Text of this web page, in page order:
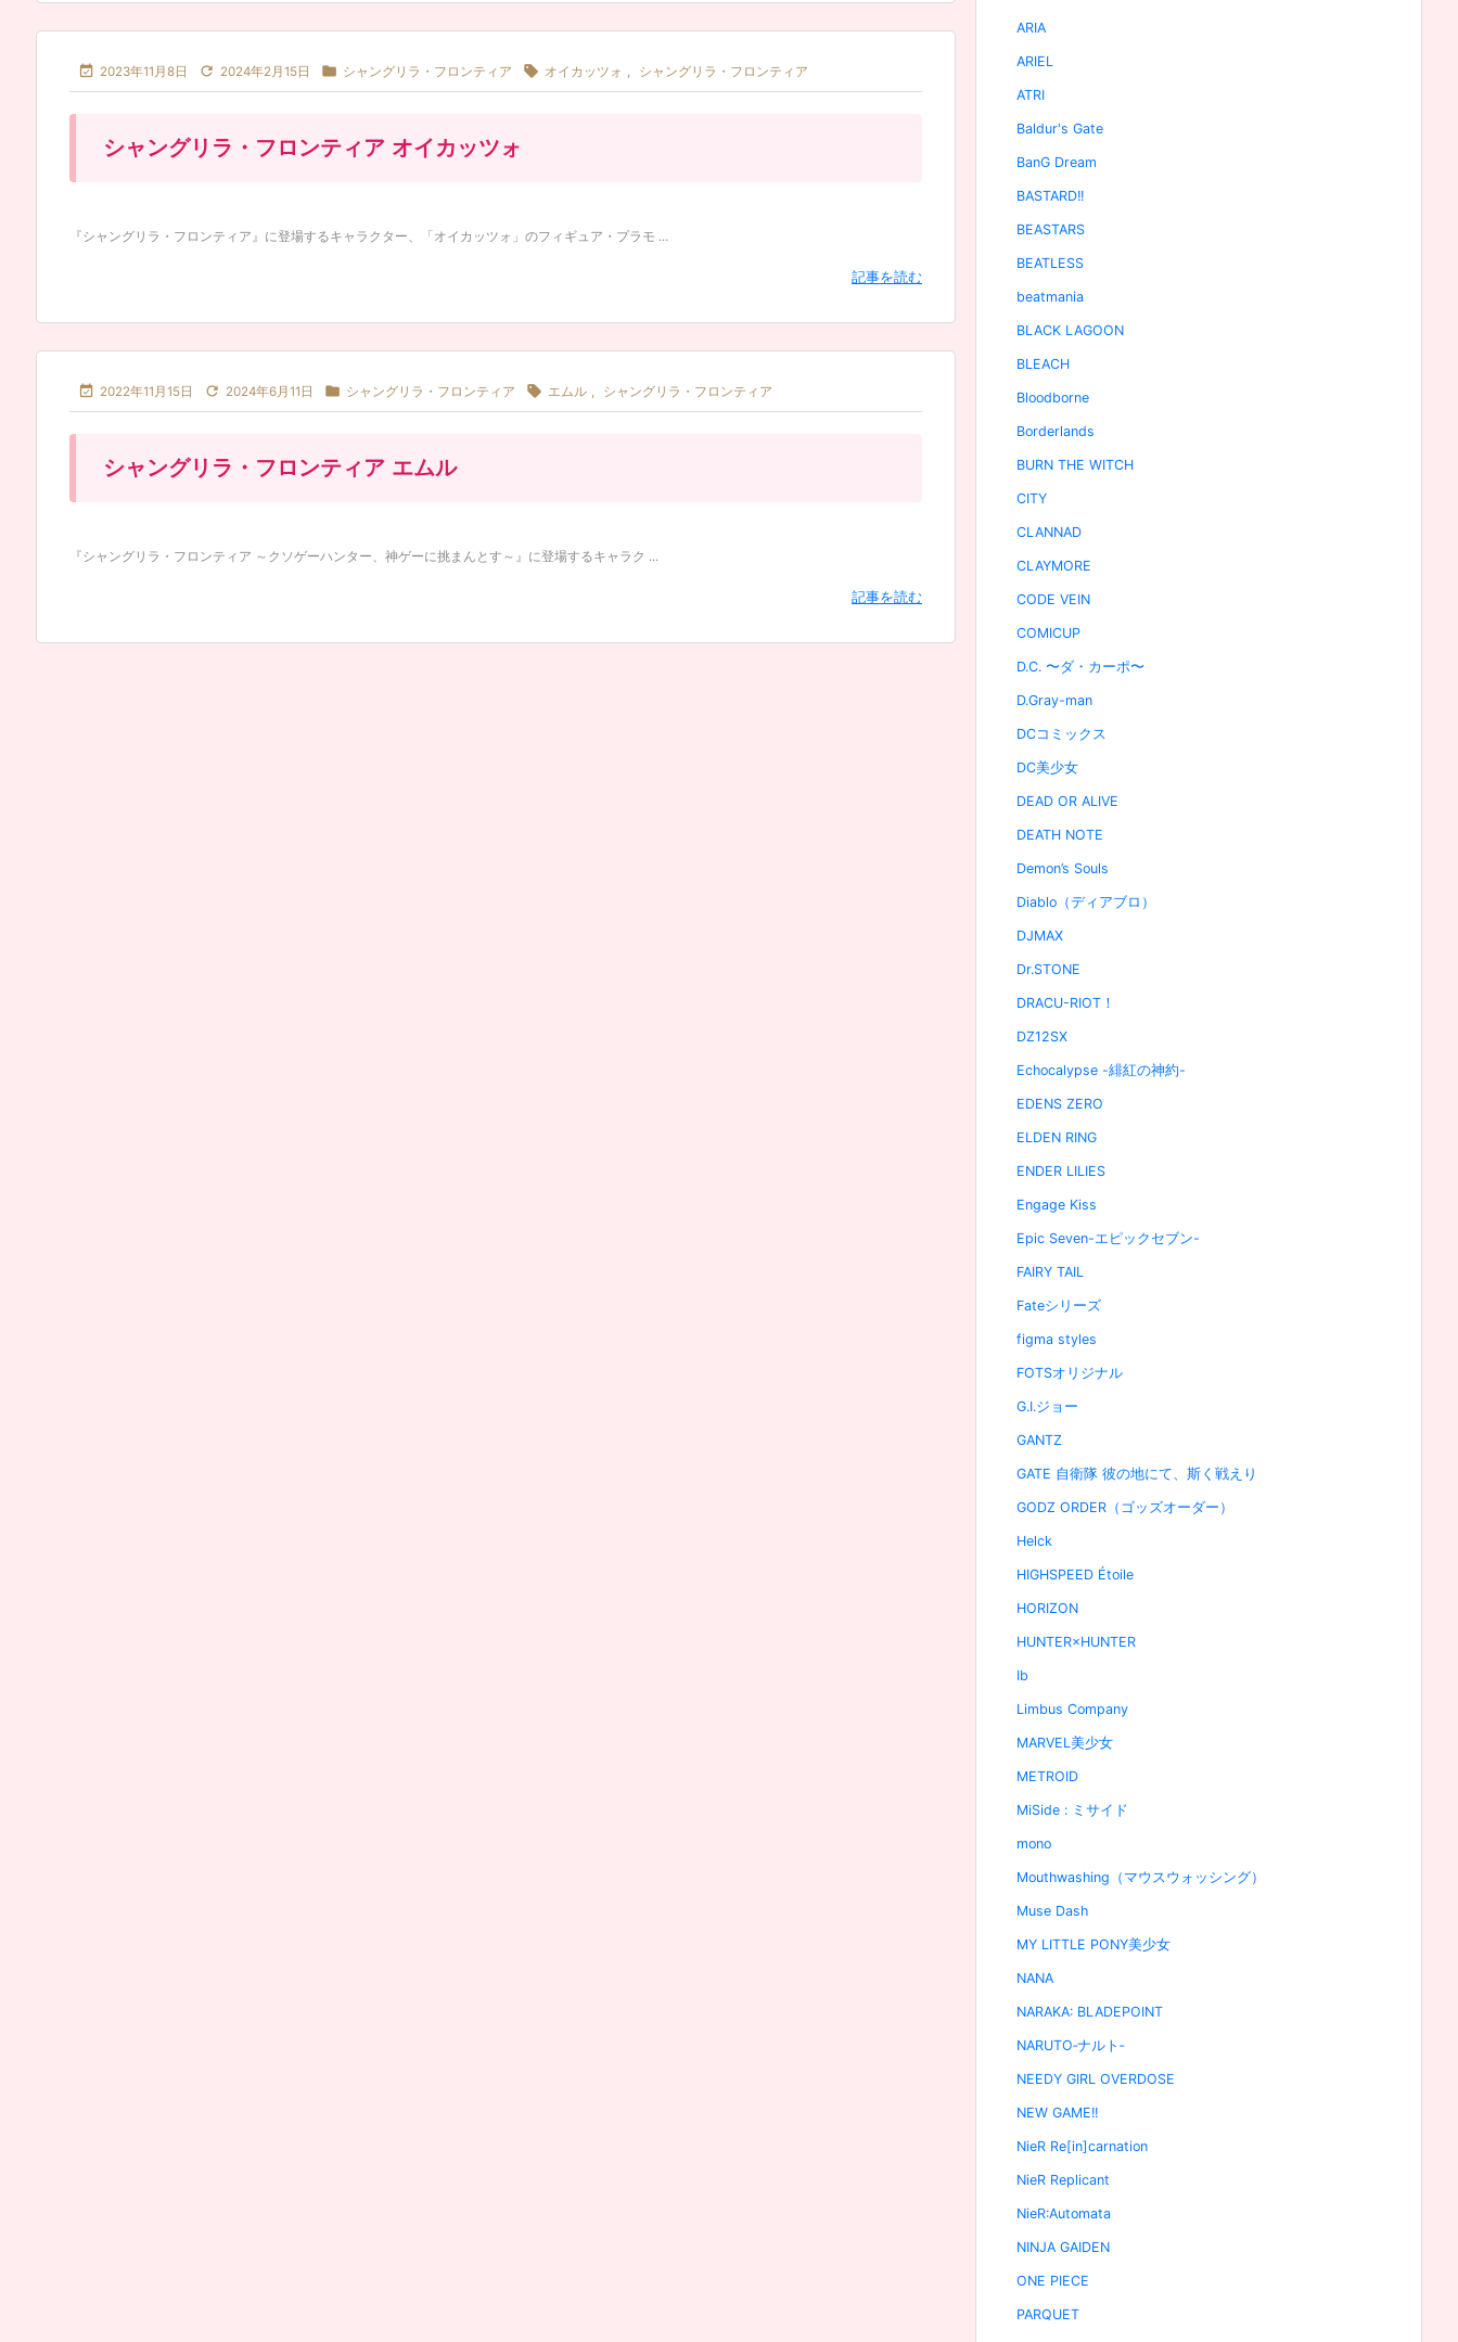
 2023年11月8日  2024年2月15日  シャングリラ・フロンティア  オイカッツォ , シャングリラ・フロンティア
シャングリラ・フロンティア オイカッツォ
『シャングリラ・フロンティア』に登場するキャラクター、「オイカッツォ」のフィギュア・プラモ ...
記事を読む
 2022年11月15日  2024年6月11日  シャングリラ・フロンティア  エムル , シャングリラ・フロンティア
シャングリラ・フロンティア エムル
『シャングリラ・フロンティア ～クソゲーハンター、神ゲーに挑まんとす～』に登場するキャラク ...
記事を読む
ARIA
ARIEL
ATRI
Baldur's Gate
BanG Dream
BASTARD!!
BEASTARS
BEATLESS
beatmania
BLACK LAGOON
BLEACH
Bloodborne
Borderlands
BURN THE WITCH
CITY
CLANNAD
CLAYMORE
CODE VEIN
COMICUP
D.C. 〜ダ・カーポ〜
D.Gray-man
DCコミックス
DC美少女
DEAD OR ALIVE
DEATH NOTE
Demon’s Souls
Diablo（ディアブロ）
DJMAX
Dr.STONE
DRACU-RIOT！
DZ12SX
Echocalypse -緋紅の神約-
EDENS ZERO
ELDEN RING
ENDER LILIES
Engage Kiss
Epic Seven-エピックセブン-
FAIRY TAIL
Fateシリーズ
figma styles
FOTSオリジナル
G.I.ジョー
GANTZ
GATE 自衛隊 彼の地にて、斯く戦えり
GODZ ORDER（ゴッズオーダー）
Helck
HIGHSPEED Étoile
HORIZON
HUNTER×HUNTER
Ib
Limbus Company
MARVEL美少女
METROID
MiSide : ミサイド
mono
Mouthwashing（マウスウォッシング）
Muse Dash
MY LITTLE PONY美少女
NANA
NARAKA: BLADEPOINT
NARUTO‐ナルト‐
NEEDY GIRL OVERDOSE
NEW GAME!!
NieR Re[in]carnation
NieR Replicant
NieR:Automata
NINJA GAIDEN
ONE PIECE
PARQUET